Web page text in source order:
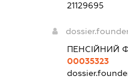
21129695
ПЕНСІЙНИЙ
00035323